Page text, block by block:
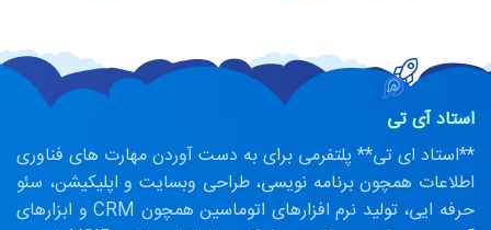
استاد آی تی
**استاد ای تی** پلتفرمی برای به دست آوردن مهارت های فناوری
اطلاعات همچون برنامه نویسی، طراحی وبسایت و اپلیکیشن، سئو
حرفه ایی، تولید نرم افزارهای اتوماسین همچون CRM و ابزارهای